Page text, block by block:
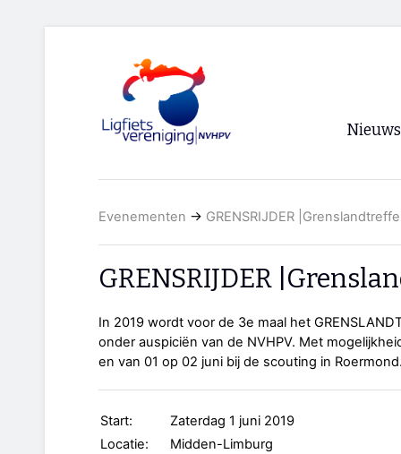
Nieuws
RSS
Evenementen → GRENSRIJDER
GRENSRIJDER
In 2019 wordt voor de 3e maal het
onder auspiciën van de NVHPV. Met
en van 01 op 02 juni bij de scouting in
Start:
Zaterdag 1 juni 2019
Locatie:
Midden-Limburg